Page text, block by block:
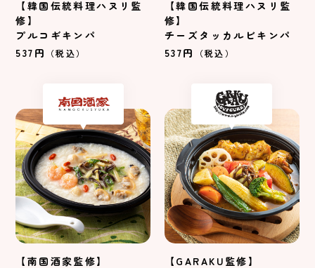
【韓国伝統料理ハヌリ監
修】
プルコギキンパ
537円
（税込）
【韓国伝統料理ハヌリ監
修】
チーズタッカルビキンパ
537円
（税込）
【南国酒家監修】 【GARAKU監修】